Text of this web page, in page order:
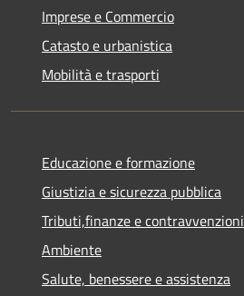
Imprese e Commercio
Catasto e urbanistica
Mobilità e trasporti
Educazione e formazione
Giustizia e sicurezza pubblica
Tributi,finanze e contravvenzioni
Ambiente
Salute, benessere e assistenza